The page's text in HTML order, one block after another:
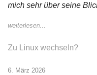
mich sehr über seine
weiterlesen...
Zu Linux wechseln?
6. März 2026